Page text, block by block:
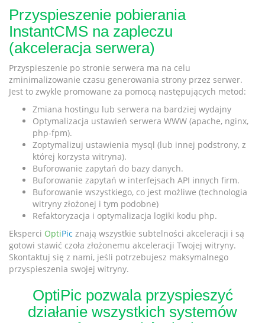
Przyspieszenie pobierania
InstantCMS na zapleczu
(akceleracja serwera)
Przyspieszenie po stronie serwera ma na celu
zminimalizowanie czasu generowania strony przez serwer.
Jest to zwykle promowane za pomocą następujących metod:
Zmiana hostingu lub serwera na bardziej wydajny
Optymalizacja ustawień serwera WWW (apache, nginx,
php-fpm).
Zoptymalizuj ustawienia mysql (lub innej podstrony, z
której korzysta witryna).
Buforowanie zapytań do bazy danych.
Buforowanie zapytań w interfejsach API innych firm.
Buforowanie wszystkiego, co jest możliwe (technologia
witryny złożonej i tym podobne)
Refaktoryzacja i optymalizacja logiki kodu php.
Eksperci OptiPic znają wszystkie subtelności akceleracji i są
gotowi stawić czoła złożonemu akceleracji Twojej witryny.
Skontaktuj się z nami, jeśli potrzebujesz maksymalnego
przyspieszenia swojej witryny.
OptiPic pozwala przyspieszyć
działanie wszystkich systemów